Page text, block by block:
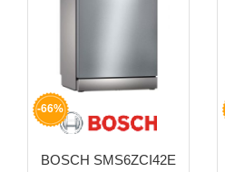
-66%
BOSCH SMS6ZCI42E